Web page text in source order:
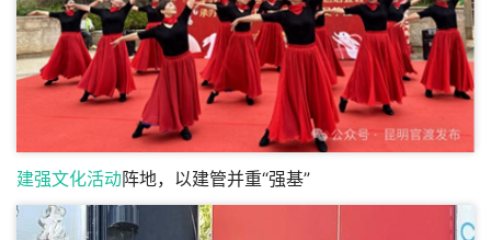
建强文化活动阵地，以建管并重“强基”